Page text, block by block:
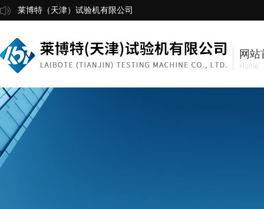
莱博特（天津）试验机有限公司
网站
Home